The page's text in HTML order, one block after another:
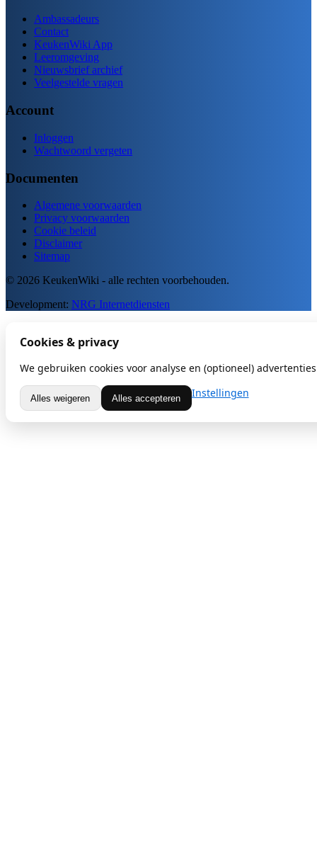
Ambassadeurs
Contact
KeukenWiki App
Leeromgeving
Nieuwsbrief archief
Veelgestelde vragen
Account
Inloggen
Wachtwoord vergeten
Documenten
Algemene voorwaarden
Privacy voorwaarden
Cookie beleid
Disclaimer
Sitemap
© 2026 KeukenWiki - alle rechten voorbehouden.
Development: NRG Internetdiensten
Cookies & privacy
We gebruiken cookies voor analyse en (optioneel)
Alles weigeren Alles accepteren Instellingen